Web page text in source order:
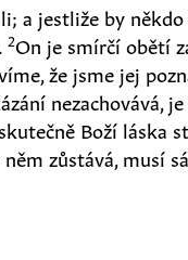
a jestliže by
2On je smírčí obětí
že jsme jej
nezachovává,
Boží láska
něm zůstává, musí